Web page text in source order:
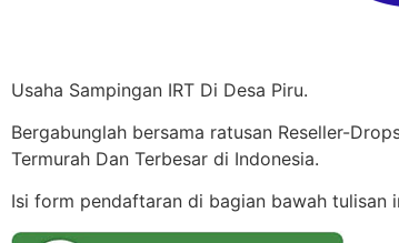
Usaha Sampingan IRT Di Desa Piru.
Bergabunglah bersama ratusan Reseller-
Termurah Dan Terbesar di Indonesia.
Isi form pendaftaran di bagian bawah tulisan